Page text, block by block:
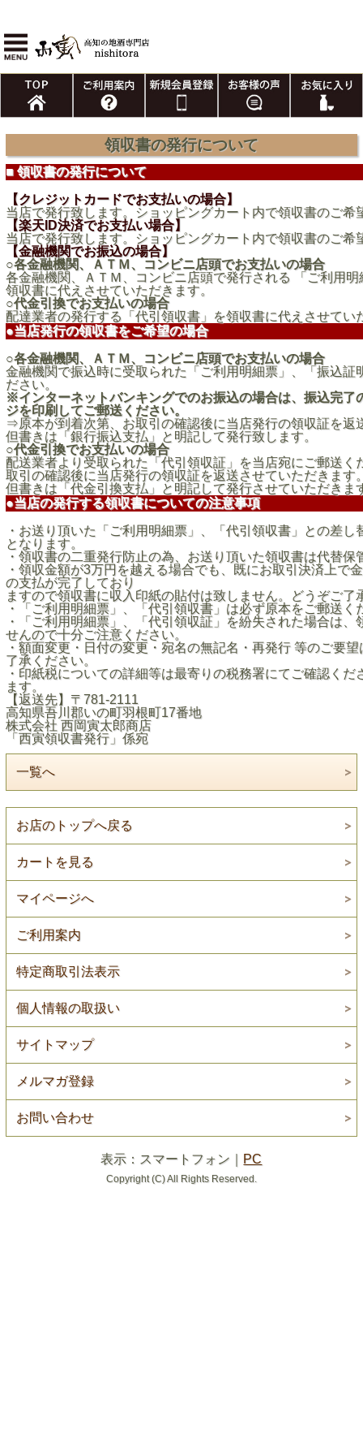
領収書の発行について
■ 領収書の発行について
【クレジットカードでお支払いの場合】
当店で発行致します。ショッピングカート内で領収書のご希
【楽天ID決済でお支払い場合】
当店で発行致します。ショッピングカート内で領収書のご希
【金融機関でお振込の場合】
○各金融機関、ＡＴＭ、コンビニ店頭でお支払いの場合
各金融機関、ＡＴＭ、コンビニ店頭で発行される 「ご利用
領収書に代えさせていただきます。
○代金引換でお支払いの場合
配達業者の発行する「代引領収書」を領収書に代えさせてい
●当店発行の領収書をご希望の場合
○各金融機関、ＡＴＭ、コンビニ店頭でお支払いの場合
金融機関で振込時に受取られた「ご利用明細票」、「振込証
ださい。
※インターネットバンキングでのお振込の場合は、振込完了
ジを印刷してご郵送ください。
⇒原本が到着次第、お取引の確認後に当店発行の領収証を返
但書きは「銀行振込支払」と明記して発行致します。
○代金引換でお支払いの場合
配送業者より受取られた「代引領収証」を当店宛にご郵送く
取引の確認後に当店発行の領収証を返送させていただきます
但書きは「代金引換支払」と明記して発行させていただきま
●当店の発行する領収書についての注意事項
・お送り頂いた「ご利用明細票」、「代引領収書」との差
となります。
・領収書の二重発行防止の為、お送り頂いた領収書は代替
・領収金額が3万円を越える場合でも、既にお取引決済上で
の支払が完了しており
ますので領収書に収入印紙の貼付は致しません。どうぞご了
・「ご利用明細票」、「代引領収書」は必ず原本をご郵送く
・「ご利用明細票」、「代引領収証」を紛失された場合は
せんので十分ご注意ください。
・額面変更・日付の変更・宛名の無記名・再発行 等のご要
了承ください。
・印紙税についての詳細等は最寄りの税務署にてご確認く
ます。
【返送先】〒781-2111
高知県吾川郡いの町羽根町17番地
株式会社 西岡寅太郎商店
「西寅領収書発行」係宛
一覧へ
お店のトップへ戻る
カートを見る
マイページへ
ご利用案内
特定商取引法表示
個人情報の取扱い
サイトマップ
メルマガ登録
お問い合わせ
表示：スマートフォン｜ PC
Copyright (C) All Rights Reserved.